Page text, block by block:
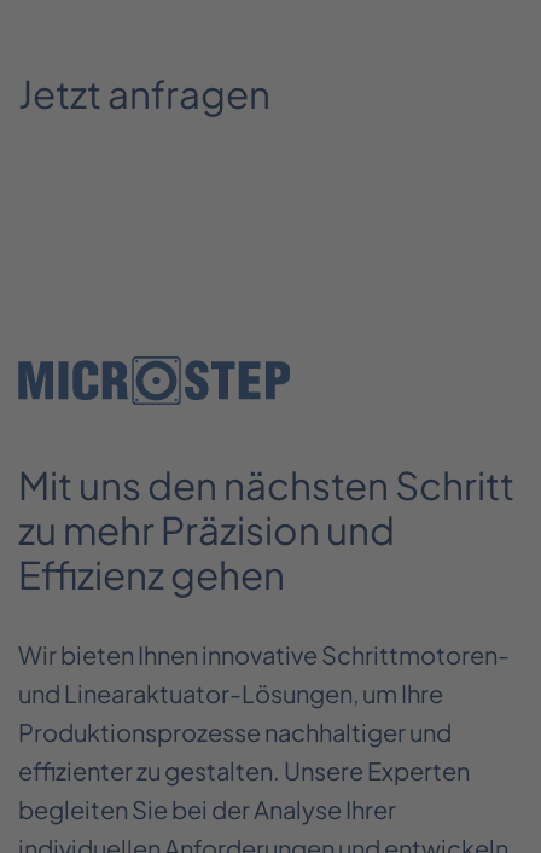
Jetzt anfragen
_
__
Mit uns den nächsten Schritt
zu mehr Präzision und
Effizienz gehen
Wir bieten Ihnen innovative Schrittmotoren-
und Linearaktuator-Lösungen, um Ihre
Produktionsprozesse nachhaltiger und
effizienter zu gestalten. Unsere Experten
begleiten Sie bei der Analyse Ihrer
individuellen Anforderungen und entwickeln